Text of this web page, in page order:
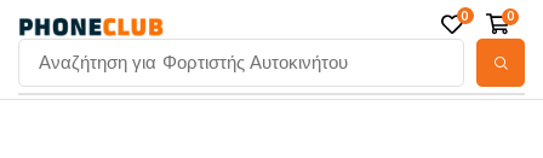
Αναζήτηση για Φορτιστής Αυτοκινήτου
0 0